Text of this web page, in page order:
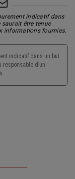
indicatif dans
saurait être tenue
informations fournies.
indicatif dans un but
d’un